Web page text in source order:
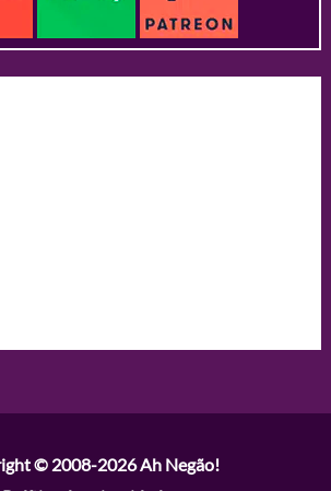
© 2008-2026Ah Negão!